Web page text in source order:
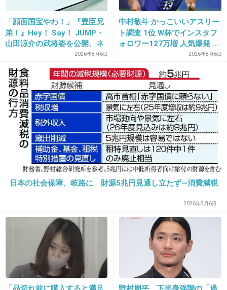
19. 匿名2026/06/03(水) 21:34:51
>>14
おお！
あのキャベツ美味しいよね
無限に食べられる
+6 -0
20. 匿名2026/06/03(水) 21:35:54
再現ってほど正確じゃないかもだけど、とんでんの茶碗蒸
しが好きだったのであのプルプルを目指して茶碗蒸しの割
合や時間など見つけ出した
2026/06/03(水) 21:36:19
びくドンは味噌一緒に混ぜるだけでそれっぽい味になる
+2
「顔面国宝やわ！」『豊臣兄
弟！』Hey！ Say！ JUMP・
山田涼介の武将姿を公開、ネ
ット歓喜「ビジュ良すぎん」
「こんな美しい秀次は初め
て」
2026年8月6日
中村敬斗 かっこいいアスリー
ト調査 1位 W杯でインスタフ
ォロワー127万増 人気爆発 …
2位 高橋藍 3位 大谷翔平2026年8月6日
日本の社会保障、岐路に 財源5兆円見通し立たず―消費減税
2026年8月6日